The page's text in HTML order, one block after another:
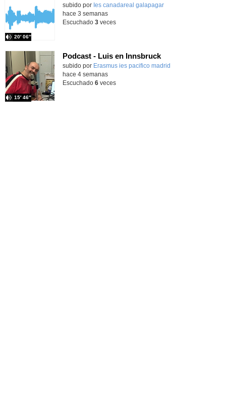
subido por Ies canadareal galapagar
20′ 06″
-
hace 3 semanas
Escuchado 3veces
Podcast - Luis en Innsbruck
subido por Erasmus ies pacifico madrid
15′ 46″
hace 4 semanas
Escuchado 6veces